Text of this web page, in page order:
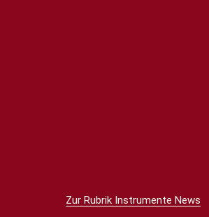
Zur Rubrik Instrumente News